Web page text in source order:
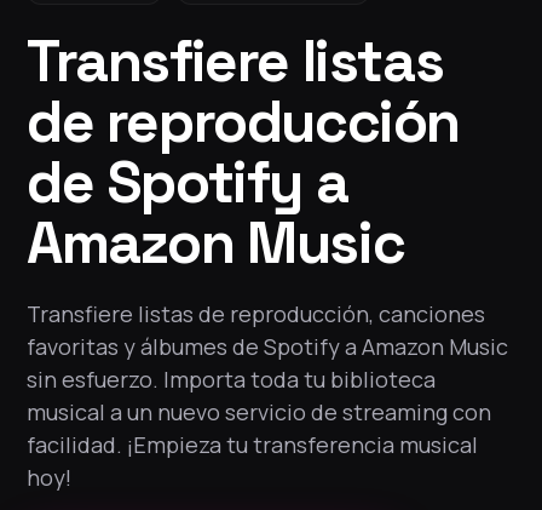
Transfiere listas
de reproducción
de Spotify a
Amazon Music
Transfiere listas de reproducción, canciones
favoritas y álbumes de Spotify a Amazon Music
sin esfuerzo. Importa toda tu biblioteca
musical a un nuevo servicio de streaming con
facilidad. ¡Empieza tu transferencia musical
hoy!